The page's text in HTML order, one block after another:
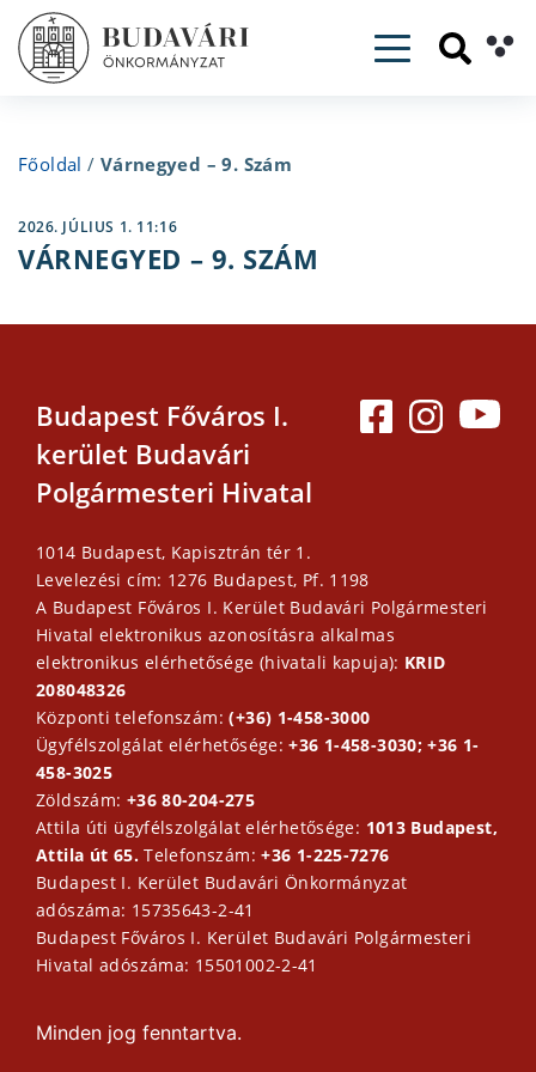
Toggle
Főoldal / Várnegyed – 9. Szám
2026. JÚLIUS 1. 11:16
VÁRNEGYED – 9. SZÁM
Budapest Főváros I.
kerület Budavári
Polgármesteri Hivatal
1014 Budapest, Kapisztrán tér 1.
Levelezési cím: 1276 Budapest, Pf. 1198
A Budapest Főváros I. Kerület Budavári Polgármesteri
Hivatal elektronikus azonosításra alkalmas
elektronikus elérhetősége (hivatali kapuja): KRID
208048326
Központi telefonszám:(+36) 1-458-3000
Ügyfélszolgálat elérhetősége:+36 1-458-3030; +36 1-
458-3025
Zöldszám: +36 80-204-275
Attila úti ügyfélszolgálat elérhetősége: 1013 Budapest,
Attila út 65.Telefonszám:+36 1-225-7276
Budapest I. Kerület Budavári Önkormányzat
adószáma: 15735643-2-41
Budapest Főváros I. Kerület Budavári Polgármesteri
Hivatal adószáma: 15501002-2-41
Minden jog fenntartva.